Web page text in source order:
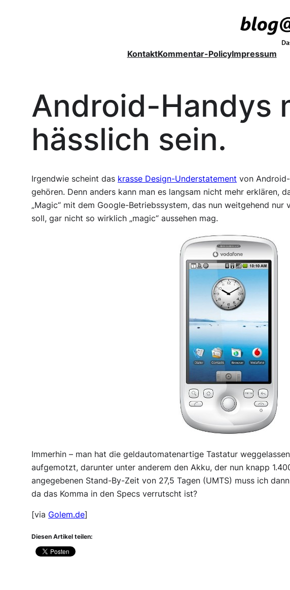
KontaktKommentar-PolicyImpressum
Android-Handys
hässlich sein.
Irgendwie scheint das krasse Design-Understatement von
gehören. Denn anders kann man es langsam nicht mehr erklären,
„Magic“ mit dem Google-Betriebssystem, das nun weitgehend
soll, gar nicht so wirklich „magic“ aussehen mag.
Immerhin – man hat die geldautomatenartige Tastatur
aufgemotzt, darunter unter anderem den Akku, der nun knapp
angegebenen Stand-By-Zeit von 27,5 Tagen (UMTS) muss ich
da das Komma in den Specs verrutscht ist?
[via Golem.de]
Diesen Artikel teilen: